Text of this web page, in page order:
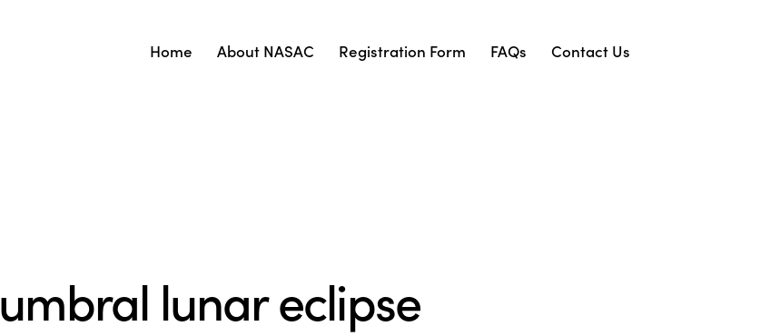
Home About NASAC Registration Form FAQs Contact Us
lunar eclipse